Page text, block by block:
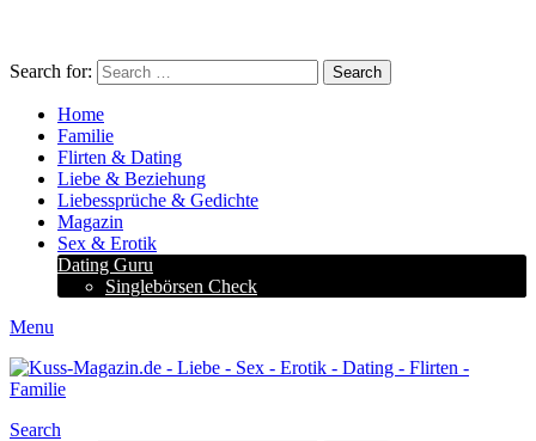
Search for: Search
Home
Familie
Flirten & Dating
Liebe & Beziehung
Liebessprüche & Gedichte
Magazin
Sex & Erotik
Dating Guru
Singlebörsen Check
Menu
Search